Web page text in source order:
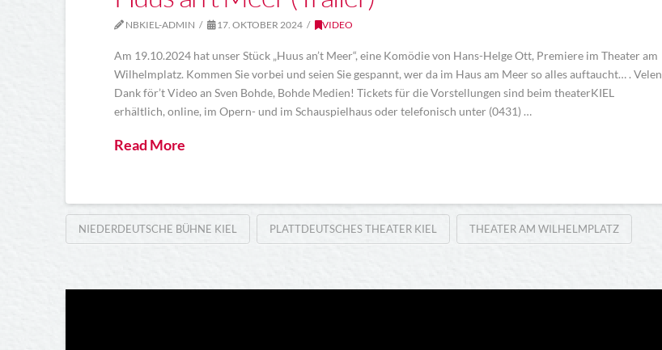
NBKIEL-ADMIN 17. OKTOBER 2024 VIDEO
Am 19.10.2024 hat unser Stück „Huus an’t Meer“, eine Komödie von Hans-Helge Ott, Premiere im Theater am
Wilhelmplatz. Kommen Sie vorbei und seien Sie gespannt, wer da im Haus am Meer so alles auftaucht… . Velen
Dank för’t Video an Sven Bohde, Bohde Medien! Tickets für die Vorstellungen sind beim theaterKIEL
erhältlich, online, im Opern- und im Schauspielhaus oder telefonisch unter (0431) …
Read More
NIEDERDEUTSCHE BÜHNE KIEL PLATTDEUTSCHES THEATER KIEL THEATER AM WILHELMPLATZ